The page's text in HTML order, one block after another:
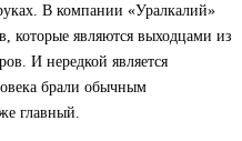
В компании «Уралкалий»
которые являются выходцами из
И нередкой является
брали обычным
главный.